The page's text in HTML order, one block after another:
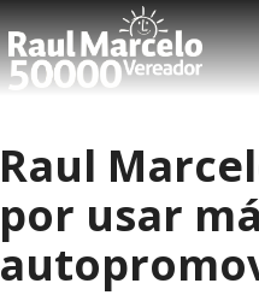
Raul
por usar